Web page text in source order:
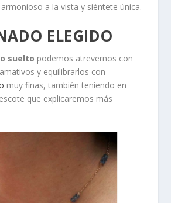
a la vista y siéntete única.
ELEGIDO
suelto podemos atrevernos con
y equilibrarlos con
muy finas, también teniendo en
que explicaremos más